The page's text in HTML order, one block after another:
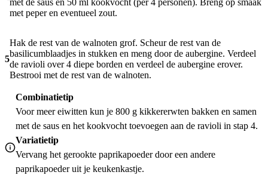
met de saus en 50 ml kookvocht (per 4 personen). Breng op smaak
met peper en eventueel zout.
5
Hak de rest van de walnoten grof. Scheur de rest van de
basilicumblaadjes in stukken en meng door de aubergine. Verdeel
de ravioli over 4 diepe borden en verdeel de aubergine erover.
Bestrooi met de rest van de walnoten.
Combinatietip
Voor meer eiwitten kun je 800 g kikkererwten bakken en samen
met de saus en het kookvocht toevoegen aan de ravioli in stap 4.
Variatietip
Vervang het gerookte paprikapoeder door een andere
paprikapoeder uit je keukenkastje.